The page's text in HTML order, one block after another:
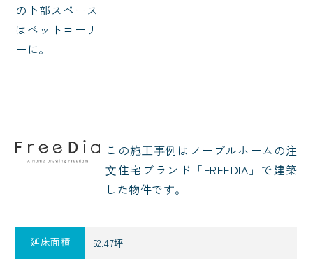
の下部スペース
はペットコーナ
ーに。
この施⼯事例はノーブルホームの注
⽂住宅ブランド「FREEDIA」で建築
した物件です。
延床面積 52.47坪